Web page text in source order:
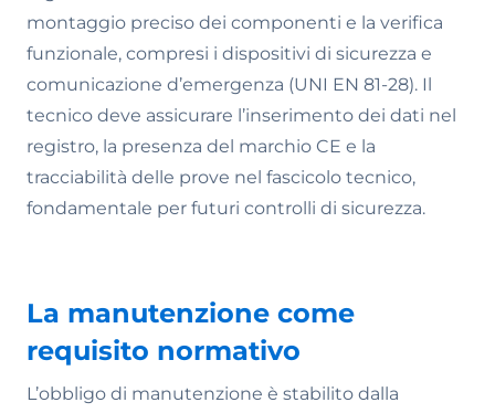
montaggio preciso dei componenti e la verifica
funzionale, compresi i dispositivi di sicurezza e
comunicazione d’emergenza (UNI EN 81-28). Il
tecnico deve assicurare l’inserimento dei dati nel
registro, la presenza del marchio CE e la
tracciabilità delle prove nel fascicolo tecnico,
fondamentale per futuri controlli di sicurezza.
La manutenzione come
requisito normativo
L’obbligo di manutenzione è stabilito dalla